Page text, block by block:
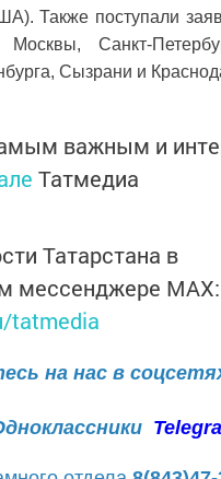
Также поступали
Москвы, Санкт-
Сызрани и
важным и
Татмедиа
Татарстана в
мессенджере MАХ:
tatmedia
на нас в